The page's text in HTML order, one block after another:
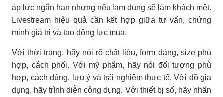
áp lực ngắn hạn nhưng nếu lạm dụng sẽ làm khách mệt.
Livestream hiệu quả cần kết hợp giữa tư vấn, chứng
minh giá trị và tạo động lực mua.
Với thời trang, hãy nói rõ chất liệu, form dáng, size phù
hợp, cách phối. Với mỹ phẩm, hãy nói đối tượng phù
hợp, cách dùng, lưu ý và trải nghiệm thực tế. Với đồ gia
dụng, hãy trình diễn công dụng. Với thiết bị số, hãy nhấn